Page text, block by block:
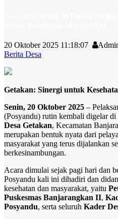
20 Oktober 2025 11:18:07
Berita Desa
Getakan: Sinergi untuk
Senin, 20 Oktober 2025 –
(Posyandu) rutin kembali digelar di
Desa Getakan, Kecamatan
merupakan bentuk nyata dari
masyarakat yang terus dijalankan
berkesinambungan.
Acara dimulai sejak pagi hari dan
Posyandu kali ini dihadiri dan
kesehatan dan masyarakat, yaitu
Puskesmas Banjarangkan II,
Posyandu, serta seluruh Kader